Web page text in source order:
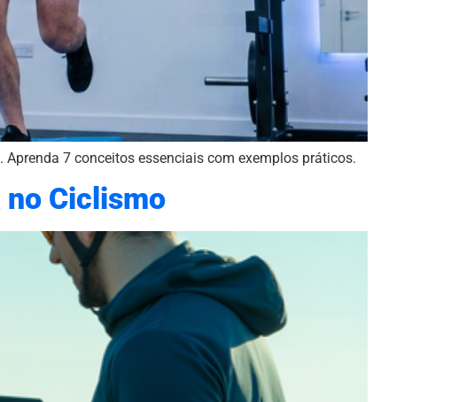
7 conceitos essenciais com exemplos práticos.
Ciclismo